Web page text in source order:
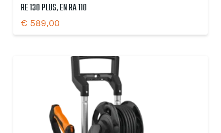
RE 130 PLUS, EN RA 110
€ 589,00